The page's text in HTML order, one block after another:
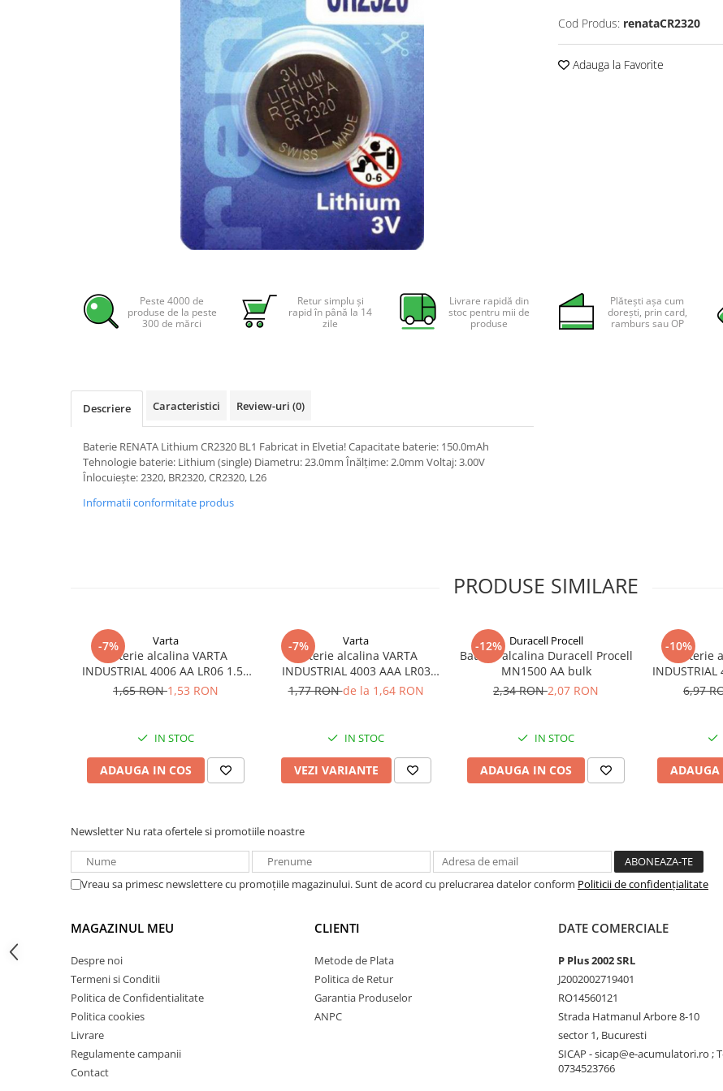
Convertoare de tensiune
Sisteme de stocare energie
Sisteme de Stocare Comerciale
Sisteme fotovoltaice complete
Sisteme fotovoltaice de putere
mica (rulota/caravan/case de
Prize de incarcare vehicule
Acumulatori VRLA AGM/GEL /
Baterii si acumulatori gel si VRLA
Acumulatori Moto, ATV
SLA AGM (Sealed Lead Acid)
Deep Cycle - Tractiune/Semi-
Marine & Caravan
Pachete acumulatori VRLA
Sisteme de management (BMS)
Facebook
Cod Produs: renataCR2320
Adauga la Favorite
Peste 4000 de
produse de la peste
300 de mărci
Retur simplu și
rapid în până la 14
zile
Livrare rapidă din
stoc pentru mii de
produse
Plătești așa cum
dorești, prin card,
ramburs sau OP
Descriere Caracteristici Review-uri (0)
Baterie RENATA Lithium CR2320 BL1 Fabricat in Elvetia! Capacitate baterie: 150.0mAh
Tehnologie baterie: Lithium (single) Diametru: 23.0mm Înălțime: 2.0mm Voltaj: 3.00V
Înlocuiește: 2320, BR2320, CR2320, L26
Informatii conformitate produs
PRODUSE SIMILARE
-7% Varta
Baterie alcalina VARTA
INDUSTRIAL 4006 AA LR06 1.5V
bulk
1,65 RON1,53 RON
IN STOC
ADAUGA IN COS
-7% Varta
Baterie alcalina VARTA
INDUSTRIAL 4003 AAA LR03
1.5V
1,77 RONde la 1,64 RON
IN STOC
VEZI VARIANTE
-12% Duracell Procell
Baterie alcalina Duracell Procell
MN1500 AA bulk
2,34 RON2,07 RON
IN STOC
ADAUGA IN COS
-10%
Baterie
INDUSTRIAL
6,97
ADAUGA
Newsletter Nu rata ofertele si promotiile noastre
Vreau sa primesc newslettere cu promoțiile magazinului. Sunt de acord cu prelucrarea datelor conform Politicii de confidențialitate
MAGAZINUL MEU
Despre noi
Termeni si Conditii
Politica de Confidentialitate
Politica cookies
Livrare
Regulamente campanii
Contact
CLIENTI
Metode de Plata
Politica de Retur
Garantia Produselor
ANPC
DATE COMERCIALE
P Plus 2002 SRL
J2002002719401
RO14560121
Strada Hatmanul Arbore 8-10
sector 1, Bucuresti
SICAP - sicap@e-acumulatori.ro ;
0734523766